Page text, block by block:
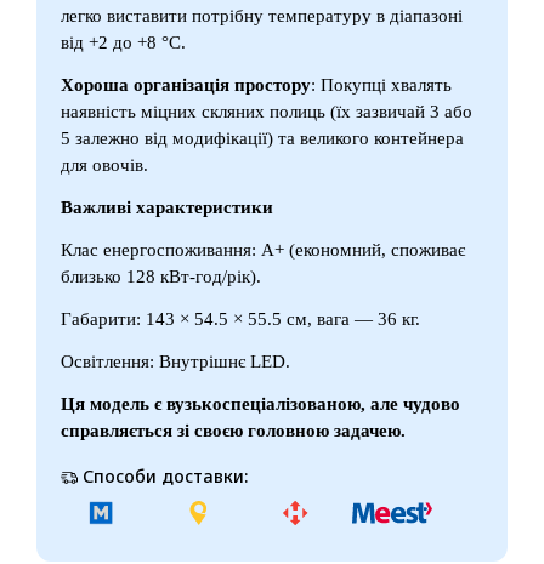
легко виставити потрібну температуру в діапазоні
від +2 до +8 °C.
Хороша організація простору: Покупці хвалять
наявність міцних скляних полиць (їх зазвичай 3 або
5 залежно від модифікації) та великого контейнера
для овочів.
Важливі характеристики
Клас енергоспоживання: A+ (економний, споживає
близько 128 кВт-год/рік).
Габарити: 143 × 54.5 × 55.5 см, вага — 36 кг.
Освітлення: Внутрішнє LED.
Ця модель є вузькоспеціалізованою, але чудово
справляється зі своєю головною задачею.
Способи доставки: